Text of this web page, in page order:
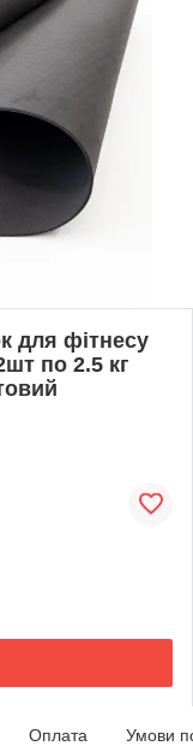
для фітнесу
по 2.5 кг
Оплата Умови